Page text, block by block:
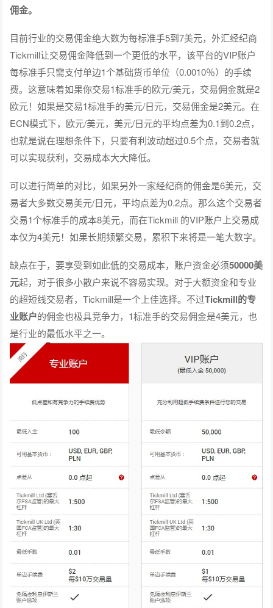
佣金。
目前行业的交易佣金绝大数为每标准手5到7美元，外汇经纪商
Tickmill让交易佣金降低到一个更低的水平，该平台的VIP账户
每标准手只需支付单边1个基础货币单位（0.0010％）的手续
费。这意味着如果你交易1标准手的欧元/美元，交易佣金就是2
欧元！如果是交易1标准手的美元/日元，交易佣金是2美元。在
ECN模式下，欧元/美元，美元/日元的平均点差为0.1到0.2点，
也就是说在理想条件下，只要有利波动超过0.5个点，交易者就
可以实现获利，交易成本大大降低。
可以进行简单的对比，如果另外一家经纪商的佣金是6美元，交
易者大多数交易美元/日元，平均点差为0.2点。那么这个交易者
交易1个标准手的成本8美元，而在Tickmill 的VIP账户上交易成
本仅为4美元！如果长期频繁交易，累积下来将是一笔大数字。
缺点在于，要享受到如此低的交易成本，账户资金必须50000美
元起，对于很多小散户来说不容易实现。对于大额资金和专业
的超短线交易者，Tickmill是一个上佳选择。不过Tickmill的专
业账户的佣金也极具竞争力，1标准手的交易佣金是4美元，也
是行业的最低水平之一。